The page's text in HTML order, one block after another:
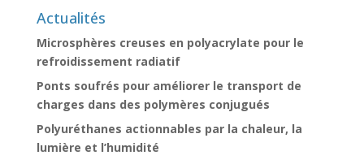
Actualités
Microsphères creuses en polyacrylate pour le
refroidissement radiatif
Ponts soufrés pour améliorer le transport de
charges dans des polymères conjugués
Polyuréthanes actionnables par la chaleur, la
lumière et l’humidité